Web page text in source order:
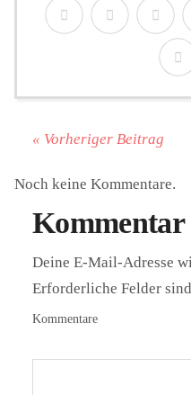
« Vorheriger Beitrag
Noch keine Kommentare.
Kommentar
Deine E-Mail-Adresse
Erforderliche Felder
Kommentare